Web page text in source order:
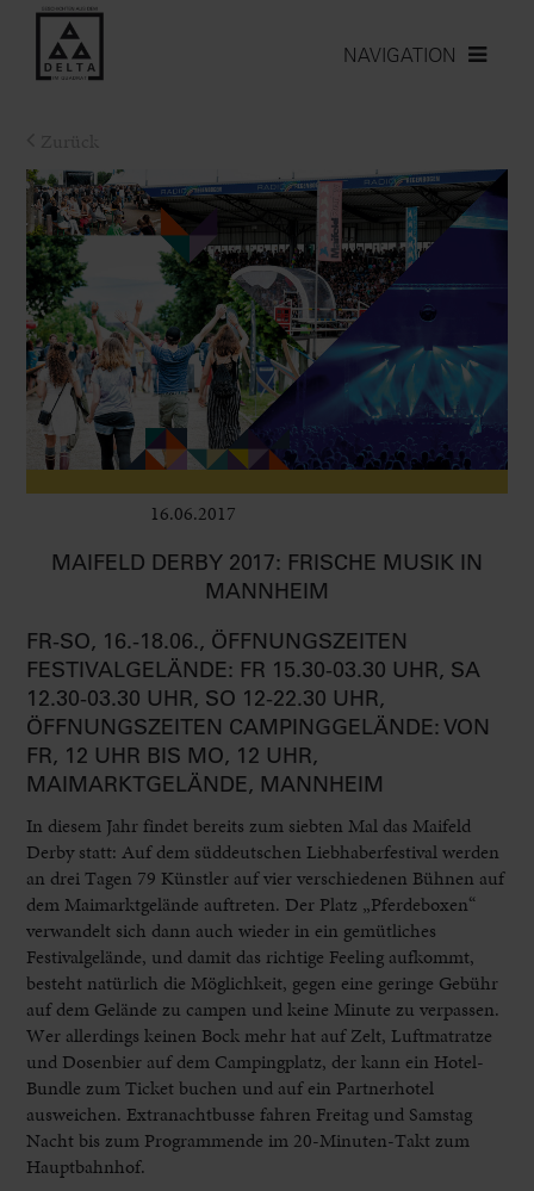
NAVIGATION
16.06.2017
MAIFELD DERBY 2017: FRISCHE MUSIK IN
MANNHEIM
FR-SO, 16.-18.06., ÖFFNUNGSZEITEN
FESTIVALGELÄNDE: FR 15.30-03.30 UHR, SA
12.30-03.30 UHR, SO 12-22.30 UHR,
ÖFFNUNGSZEITEN CAMPINGGELÄNDE: VON
FR, 12 UHR BIS MO, 12 UHR,
MAIMARKTGELÄNDE, MANNHEIM
In diesem Jahr findet bereits zum siebten Mal das Maifeld
Derby statt: Auf dem süddeutschen Liebhaberfestival werden
an drei Tagen 79 Künstler auf vier verschiedenen Bühnen auf
dem Maimarktgelände auftreten. Der Platz „Pferdeboxen“
verwandelt sich dann auch wieder in ein gemütliches
Festivalgelände, und damit das richtige Feeling aufkommt,
besteht natürlich die Möglichkeit, gegen eine geringe Gebühr
auf dem Gelände zu campen und keine Minute zu verpassen.
Wer allerdings keinen Bock mehr hat auf Zelt, Luftmatratze
und Dosenbier auf dem Campingplatz, der kann ein Hotel-
Bundle zum Ticket buchen und auf ein Partnerhotel
ausweichen. Extranachtbusse fahren Freitag und Samstag
Nacht bis zum Programmende im 20-Minuten-Takt zum
Hauptbahnhof.